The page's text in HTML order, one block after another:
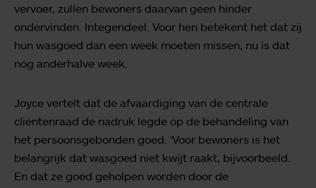
vervoer, zullen bewoners daarvan geen hinder
ondervinden. Integendeel. Voor hen betekent het dat zij
hun wasgoed dan een week moeten missen, nu is dat
nog anderhalve week.
Joyce vertelt dat de afvaardiging van de centrale
cliëntenraad de nadruk legde op de behandeling van
het persoonsgebonden goed. ‘Voor bewoners is het
belangrijk dat wasgoed niet kwijt raakt, bijvoorbeeld.
En dat ze goed geholpen worden door de